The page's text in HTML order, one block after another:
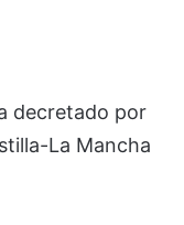
decretado por
La Mancha